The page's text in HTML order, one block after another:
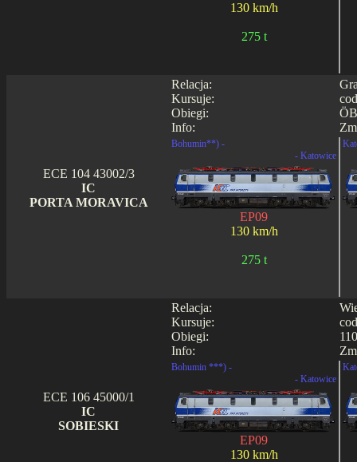
130 km/h
275 t
Relacja:
Kursuje:
Obiegi:
Info:
ECE 104 43002/3
IC
PORTA MORAVICA
Bohumin**) -
- Katowice
EP09
130 km/h
275 t
Relacja:
Kursuje:
Obiegi:
Info:
ECE 106 45000/1
IC
SOBIESKI
Bohumin ***) -
- Katowice
EP09
130 km/h